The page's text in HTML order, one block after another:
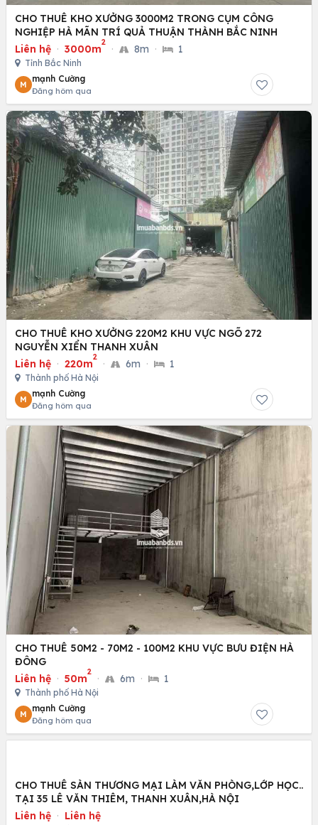
CHO THUÊ KHO XƯỞNG 3000M2 TRONG CỤM CÔNG
NGHIỆP HÀ MÃN TRÍ QUẢ THUẬN THÀNH BẮC NINH
Liên hệ · 3000m
2
· 8m · 1
Tỉnh Bắc Ninh
M
mạnh Cường
Đăng hôm qua
CHO THUÊ KHO XƯỞNG 220M2 KHU VỰC NGÕ 272
NGUYỄN XIỂN THANH XUÂN
Liên hệ · 220m
2
· 6m · 1
Thành phố Hà Nội
M
mạnh Cường
Đăng hôm qua
CHO THUÊ 50M2 - 70M2 - 100M2 KHU VỰC BƯU ĐIỆN HÀ
ĐÔNG
Liên hệ · 50m
2
· 6m · 1
Thành phố Hà Nội
M
mạnh Cường
Đăng hôm qua
CHO THUÊ SÀN THƯƠNG MẠI LÀM VĂN PHÒNG,LỚP HỌC..
TẠI 35 LÊ VĂN THIÊM, THANH XUÂN,HÀ NỘI
Liên hệ · Liên hệ